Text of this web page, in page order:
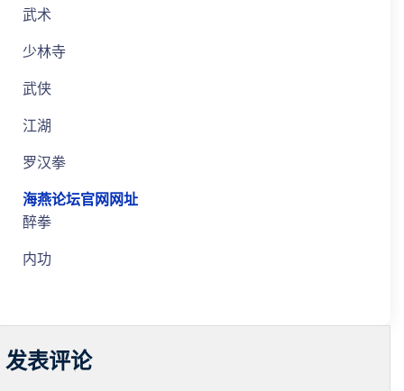
武术
少林寺
武侠
江湖
罗汉拳
海燕论坛官网网址
醉拳
内功
发表评论